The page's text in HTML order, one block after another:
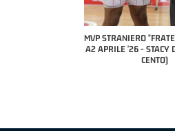
MVP "FRATELLI
DILAS B NAZIONALE
MARCO RESTELLI